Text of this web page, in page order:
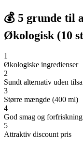
💰 5 grunde til
Økologisk (10
1
Økologiske ingredienser
2
Sundt alternativ uden
3
Større mængde (400 ml)
4
God smag og forfriskning
5
Attraktiv discount pris